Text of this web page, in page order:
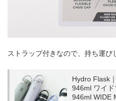
ストラップ付きなので、持ち運び
Hydro Flask
946ml ワイ
946ml WIDE